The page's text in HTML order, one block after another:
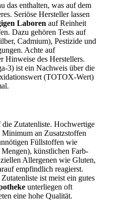
das enthalten, was auf dem
Seriöse Hersteller lassen
Laboren auf Reinheit
Dazu gehören Tests auf
Cadmium), Pestizide und
Achte auf
Hinweise des Herstellers.
3) ist ein Nachweis über die
(TOTOX-Wert)
Zutatenliste. Hochwertige
an Zusatzstoffen
Füllstoffen wie
künstlichen Farb-
Allergenen wie Gluten,
empfindlich reagierst.
ist meist ein gutes
unterliegen oft
eine hohe Qualität.